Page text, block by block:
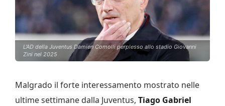
L'AD della Juventus Damien Comolli perplesso allo stadio Giovanni
Zini nel 2025
Malgrado il forte interessamento mostrato nelle
ultime settimane dalla Juventus, Tiago Gabriel